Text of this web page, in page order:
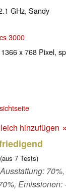
GHz, Sandy
3000
x 768 Pixel,
hinzufügen
7 Tests)
Emissionen: